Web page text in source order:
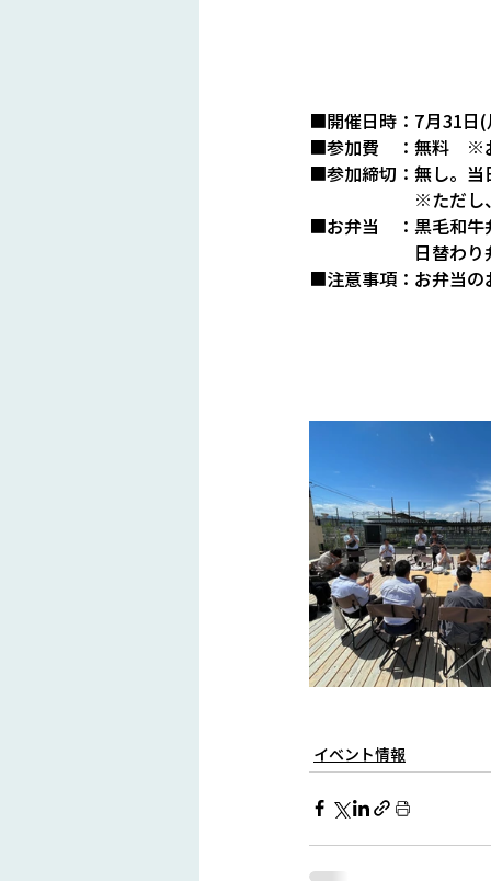
■開催日時：7月31日
■参加費　：無料　※
■参加締切：無し。当
※ただし、お弁当
■お弁当　：黒毛和
日替わり弁当(
■注意事項：お弁当の
イベント情報